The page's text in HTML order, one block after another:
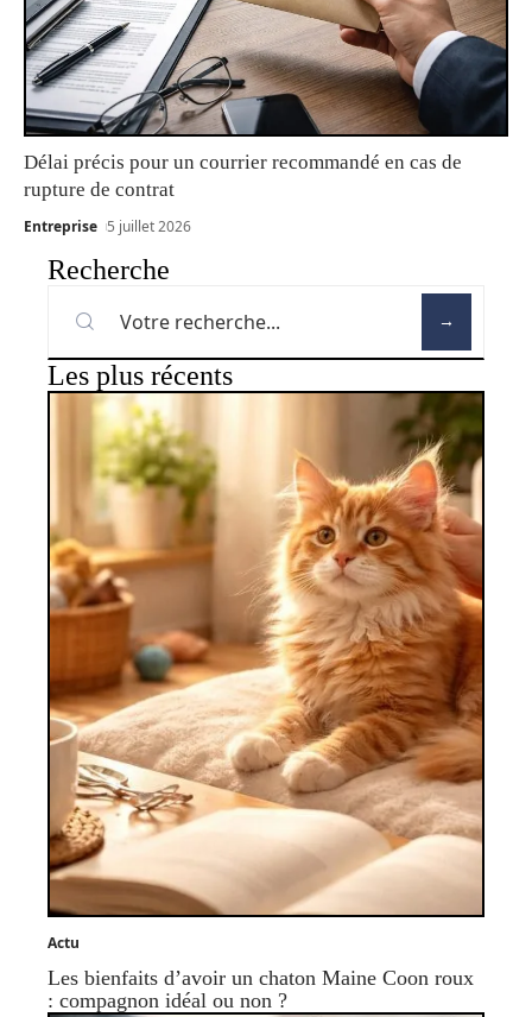
Délai précis pour un courrier recommandé en cas de
rupture de contrat
Entreprise 5 juillet 2026
Recherche
Les plus récents
Actu
Les bienfaits d’avoir un chaton Maine Coon roux
: compagnon idéal ou non ?